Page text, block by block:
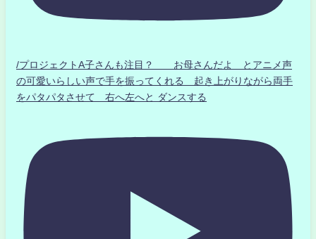
/プロジェクトA子さんも注目？ お母さんだよ とアニメ声
の可愛いらしい声で手を振ってくれる 起き上がりながら両手
をパタパタさせて 右へ左へと ダンスする